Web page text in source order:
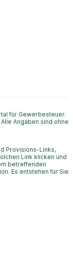
für Gewerbesteuer.
Angaben sind ohne
Provisions-Links,
Link klicken und
betreffenden
Es entstehen für Sie